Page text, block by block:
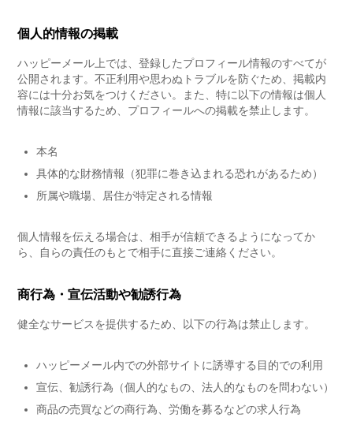
個人的情報の掲載
ハッピーメール上では、登録したプロフィール情報のすべてが
公開されます。不正利用や思わぬトラブルを防ぐため、掲載内
容には十分お気をつけください。また、特に以下の情報は個人
情報に該当するため、プロフィールへの掲載を禁止します。
本名
具体的な財務情報（犯罪に巻き込まれる恐れがあるため）
所属や職場、居住が特定される情報
個人情報を伝える場合は、相手が信頼できるようになってか
ら、自らの責任のもとで相手に直接ご連絡ください。
商行為・宣伝活動や勧誘行為
健全なサービスを提供するため、以下の行為は禁止します。
ハッピーメール内での外部サイトに誘導する目的での利用
宣伝、勧誘行為（個人的なもの、法人的なものを問わない）
商品の売買などの商行為、労働を募るなどの求人行為